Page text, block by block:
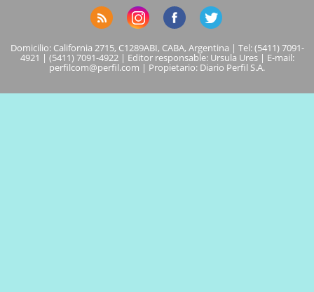
Domicilio: California 2715, C1289ABI, CABA, Argentina | Tel: (5411) 7091-
4921 | (5411) 7091-4922 | Editor responsable: Ursula Ures | E-mail:
perfilcom@perfil.com | Propietario: Diario Perfil S.A.